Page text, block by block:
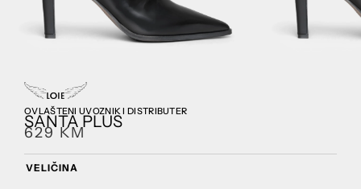
OVLAŠTENI UVOZNIK I DISTRIBUTER
SANTA PLUS
629 KM
VELIČINA